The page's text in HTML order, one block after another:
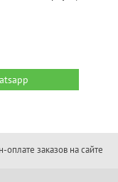
оплате заказов на сайте